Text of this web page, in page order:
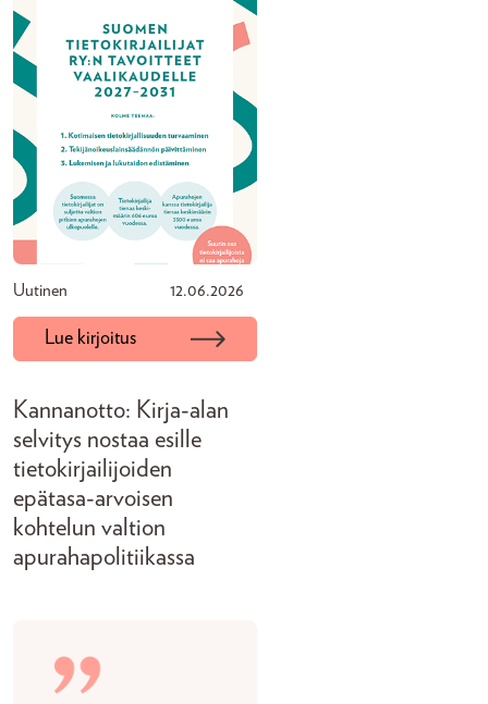
Uutinen 12.06.2026
Lue kirjoitus
Kannanotto: Kirja-alan
selvitys nostaa esille
tietokirjailijoiden
epätasa-arvoisen
kohtelun valtion
apurahapolitiikassa